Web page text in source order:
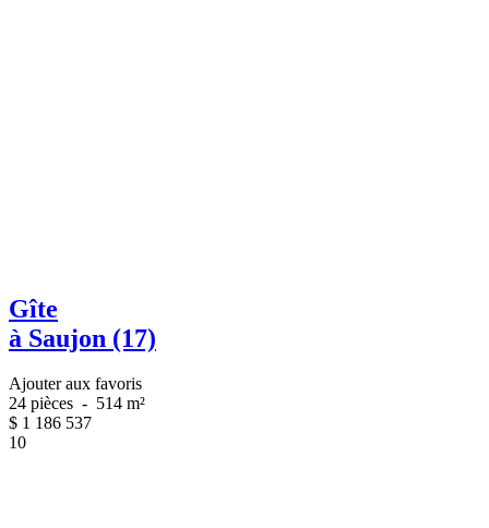
Gîte
à Saujon (17)
Ajouter aux favoris
24 pièces - 514 m²
$ 1 186 537
10